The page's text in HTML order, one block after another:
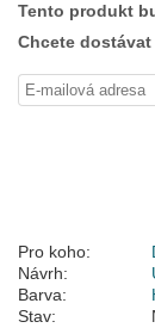
Tento produkt
Chcete
Pro koho:
Návrh:
Barva:
Stav: